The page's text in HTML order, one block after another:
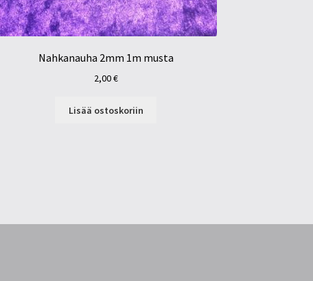
Nahkanauha 2mm 1m musta
2,00€
Lisää ostoskoriin